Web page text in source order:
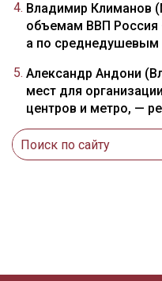
Владимир Климанов
объемам ВВП Россия
а по среднедушевым
Александр Андони
мест для
центров и метро, —